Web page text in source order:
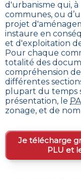
d'urbanisme qui,
communes, ou
projet
instaure en
et d'exploitation
Pour chaque
totalité des
compréhension
différentes
plupart du temps
présentation, le
zonage, et de
Je télécharge
PLU et